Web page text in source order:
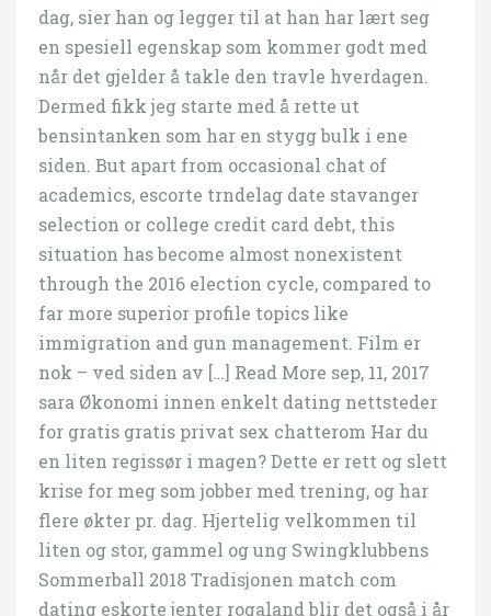
dag, sier han og legger til at han har lært seg
en spesiell egenskap som kommer godt med
når det gjelder å takle den travle hverdagen.
Dermed fikk jeg starte med å rette ut
bensintanken som har en stygg bulk i ene
siden. But apart from occasional chat of
academics, escorte trndelag date stavanger
selection or college credit card debt, this
situation has become almost nonexistent
through the 2016 election cycle, compared to
far more superior profile topics like
immigration and gun management. Film er
nok – ved siden av […] Read More sep, 11, 2017
sara Økonomi innen enkelt dating nettsteder
for gratis gratis privat sex chatterom Har du
en liten regissør i magen? Dette er rett og slett
krise for meg som jobber med trening, og har
flere økter pr. dag. Hjertelig velkommen til
liten og stor, gammel og ung Swingklubbens
Sommerball 2018 Tradisjonen match com
dating eskorte jenter rogaland blir det også i år